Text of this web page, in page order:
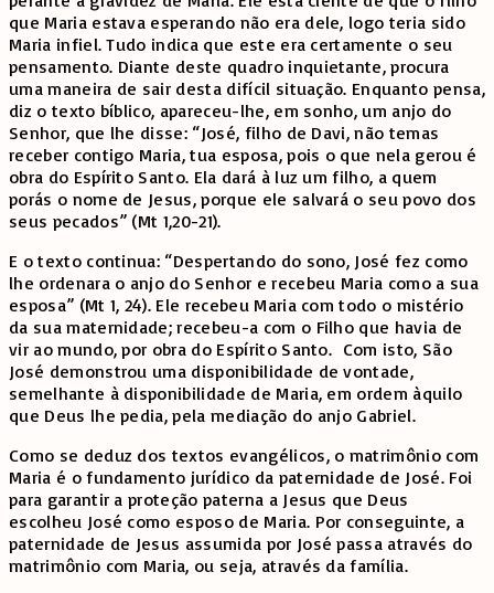
que Maria estava esperando não era dele, logo teria sido
Maria infiel. Tudo indica que este era certamente o seu
pensamento. Diante deste quadro inquietante, procura
uma maneira de sair desta difícil situação. Enquanto pensa,
diz o texto bíblico, apareceu-lhe, em sonho, um anjo do
Senhor, que lhe disse: “José, filho de Davi, não temas
receber contigo Maria, tua esposa, pois o que nela gerou é
obra do Espírito Santo. Ela dará à luz um filho, a quem
porás o nome de Jesus, porque ele salvará o seu povo dos
seus pecados” (Mt 1,20-21).
E o texto continua: “Despertando do sono, José fez como
lhe ordenara o anjo do Senhor e recebeu Maria como a sua
esposa” (Mt 1, 24). Ele recebeu Maria com todo o mistério
da sua maternidade; recebeu-a com o Filho que havia de
vir ao mundo, por obra do Espírito Santo. Com isto, São
José demonstrou uma disponibilidade de vontade,
semelhante à disponibilidade de Maria, em ordem àquilo
que Deus lhe pedia, pela mediação do anjo Gabriel.
Como se deduz dos textos evangélicos, o matrimônio com
Maria é o fundamento jurídico da paternidade de José. Foi
para garantir a proteção paterna a Jesus que Deus
escolheu José como esposo de Maria. Por conseguinte, a
paternidade de Jesus assumida por José passa através do
matrimônio com Maria, ou seja, através da família.